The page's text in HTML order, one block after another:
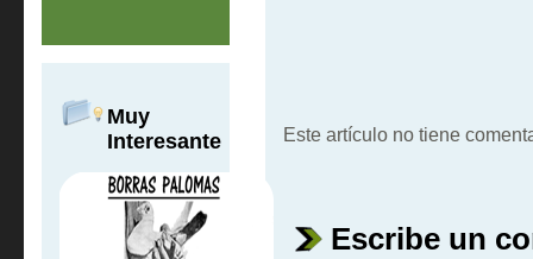
Muy
Interesante
Este artículo no tiene
Escribe un